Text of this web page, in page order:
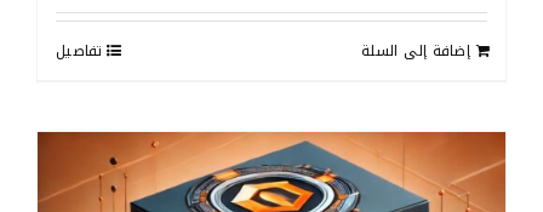
إضافة إلى السلة تفاصيل